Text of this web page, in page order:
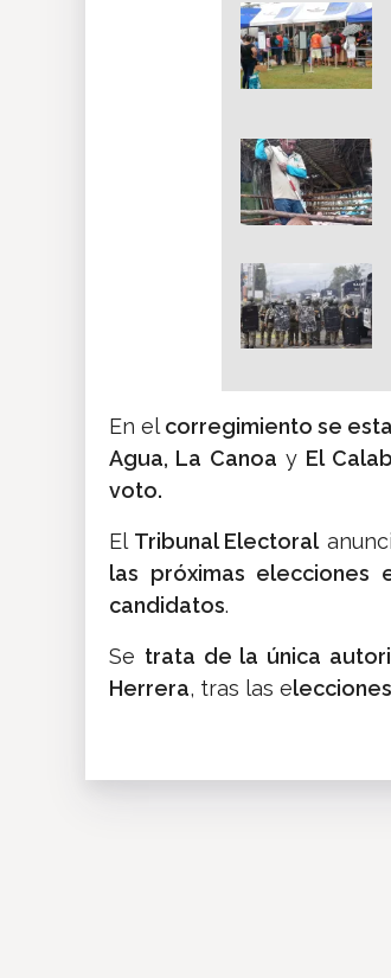
En el corregimiento se
Agua, La Canoa y El
voto.
El Tribunal Electoral
las próximas elecciones
candidatos.
Se trata de la única
Herrera, tras las e